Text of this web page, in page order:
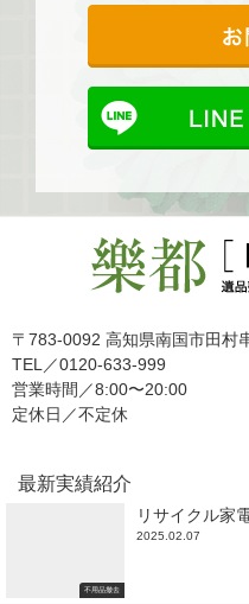
〒783-0092 高知県南国市田村
TEL／0120-633-999
営業時間／8:00〜20:00
定休日／不定休
最新実績紹介
不用品撤去
リサイクル家
2025.02.07